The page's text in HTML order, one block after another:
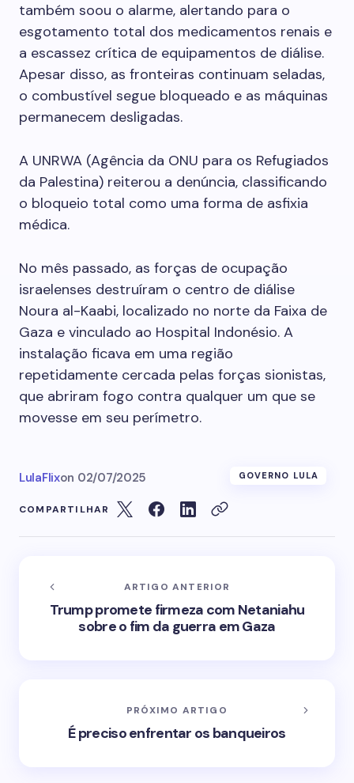
também soou o alarme, alertando para o
esgotamento total dos medicamentos renais e
a escassez crítica de equipamentos de diálise.
Apesar disso, as fronteiras continuam seladas,
o combustível segue bloqueado e as máquinas
permanecem desligadas.
A UNRWA (Agência da ONU para os Refugiados
da Palestina) reiterou a denúncia, classificando
o bloqueio total como uma forma de asfixia
médica.
No mês passado, as forças de ocupação
israelenses destruíram o centro de diálise
Noura al-Kaabi, localizado no norte da Faixa de
Gaza e vinculado ao Hospital Indonésio. A
instalação ficava em uma região
repetidamente cercada pelas forças sionistas,
que abriram fogo contra qualquer um que se
movesse em seu perímetro.
LulaFlixon 02/07/2025 GOVERNO LULA
COMPARTILHAR
ARTIGO ANTERIOR
Trump promete firmeza com Netaniahu
sobre o fim da guerra em Gaza
PRÓXIMO ARTIGO
É preciso enfrentar os banqueiros